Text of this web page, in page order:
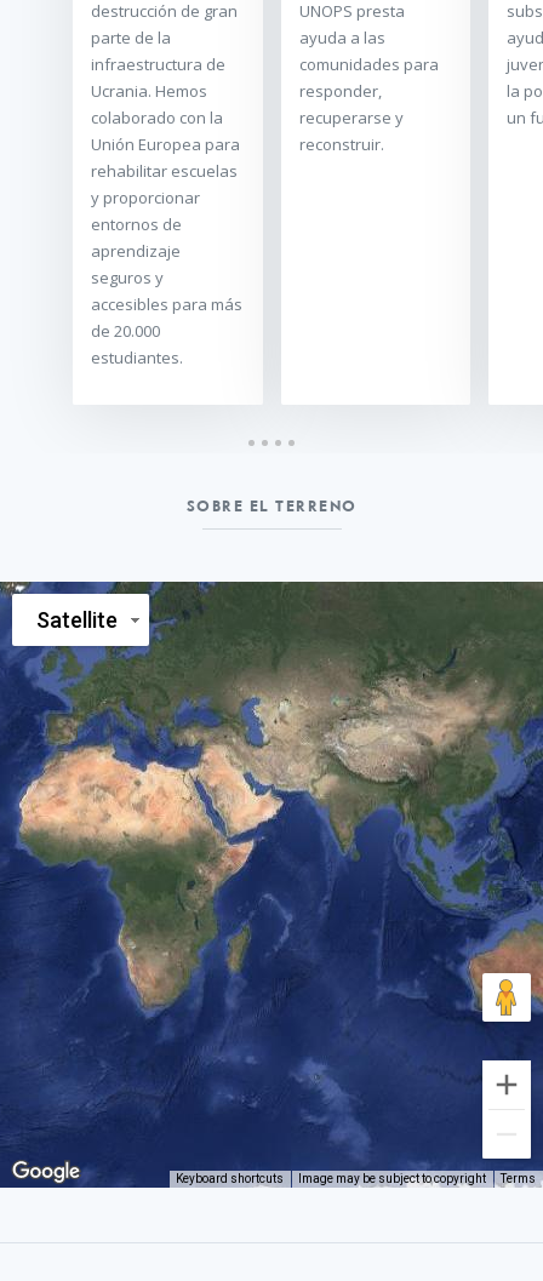
destrucción de gran
parte de la
infraestructura de
Ucrania. Hemos
colaborado con la
Unión Europea para
rehabilitar escuelas
y proporcionar
entornos de
aprendizaje
seguros y
accesibles para más
de 20.000
estudiantes.
UNOPS presta
ayuda a las
comunidades para
responder,
recuperarse y
reconstruir.
la
un
SOBRE EL TERRENO
Satellite
Keyboard shortcuts Image may be subject to copyright Terms